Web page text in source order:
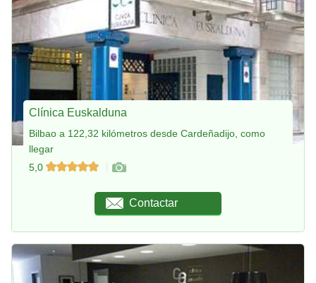
Clínica Euskalduna
Bilbao a 122,32 kilómetros desde Cardeñadijo, como
llegar
5,0
Contactar